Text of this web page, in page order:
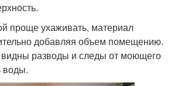
проще ухаживать, материал
добавляя объем помещению.
разводы и следы от моющего
воды.